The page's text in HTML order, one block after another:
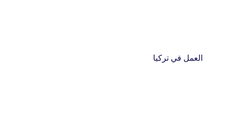
العمل في تركيا